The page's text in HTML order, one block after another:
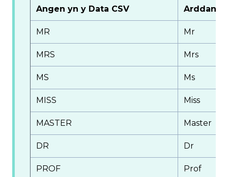
Angen yn y Data CSV
MR Mr
MRS Mrs
MS Ms
MISS Miss
MASTER Master
DR Dr
PROF Prof